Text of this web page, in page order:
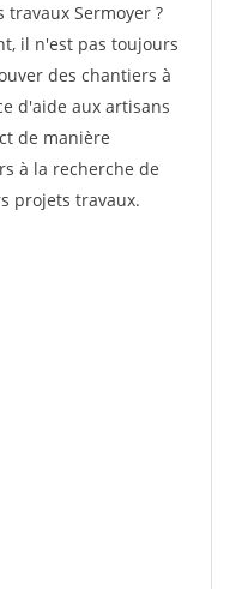
Sermoyer ?
il n'est pas toujours
des chantiers à
d'aide aux artisans
de manière
à la recherche de
projets travaux.